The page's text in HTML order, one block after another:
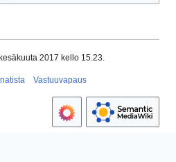
2017 kello 15.23.
Vastuuvapaus